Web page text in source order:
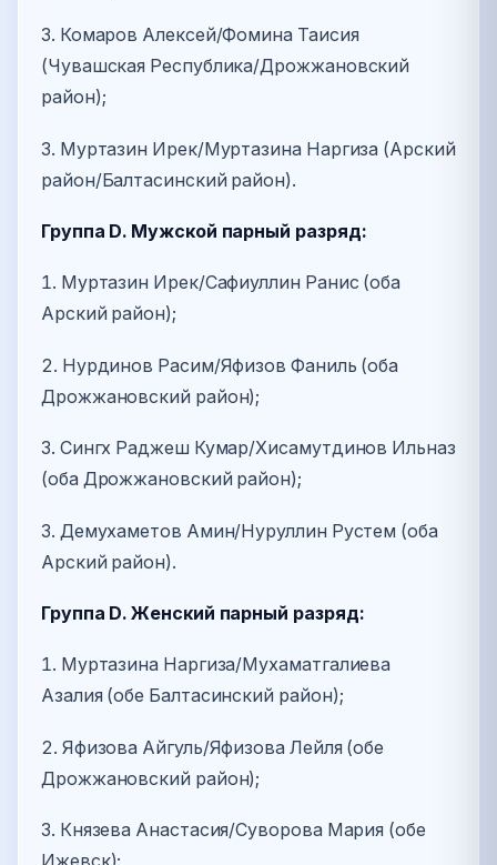
3. Комаров Алексей/Фомина Таисия
(Чувашская Республика/Дрожжановский
район);
3. Муртазин Ирек/Муртазина Наргиза (Арский
район/Балтасинский район).
Группа D. Мужской парный разряд:
1. Муртазин Ирек/Сафиуллин Ранис (оба
Арский район);
2. Нурдинов Расим/Яфизов Фаниль (оба
Дрожжановский район);
3. Сингх Раджеш Кумар/Хисамутдинов Ильназ
(оба Дрожжановский район);
3. Демухаметов Амин/Нуруллин Рустем (оба
Арский район).
Группа D. Женский парный разряд:
1. Муртазина Наргиза/Мухаматгалиева
Азалия (обе Балтасинский район);
2. Яфизова Айгуль/Яфизова Лейля (обе
Дрожжановский район);
3. Князева Анастасия/Суворова Мария (обе